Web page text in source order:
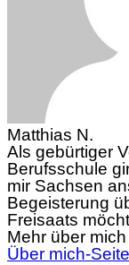
Matthias N.
Als gebürtiger
Berufsschule
mir Sachsen
Begeisterung
Freisaats
Mehr über
Über mich-Seite